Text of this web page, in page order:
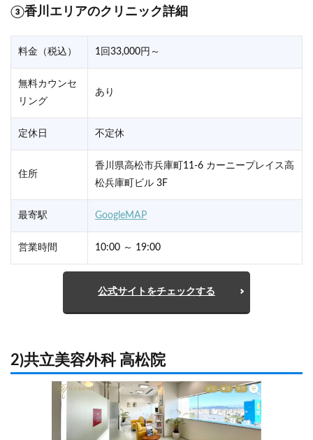
③香川エリアのクリニック詳細
料金（税込） 1回33,000円～
無料カウンセ
リング
あり
定休日 不定休
住所
香川県高松市兵庫町11-6 カーニープレイス高
松兵庫町ビル 3F
最寄駅 GoogleMAP
営業時間 10:00 ～ 19:00
公式サイトをチェックする
2)共立美容外科 高松院